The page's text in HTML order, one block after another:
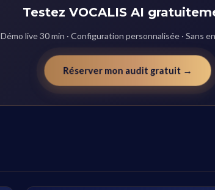
Testez VOCALIS AI
Démo live 30 min · Configuration personnalisée · Sans
Réserver mon audit gratuit →